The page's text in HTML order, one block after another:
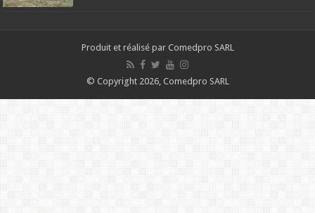
Produit et réalisé par Comedpro SARL
© Copyright 2026, Comedpro SARL